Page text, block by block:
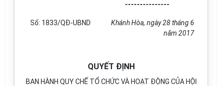
---------------
Số: 1833/QĐ-UBND
Khánh Hòa, ngày 28 tháng 6
năm 2017
QUYẾT ĐỊNH
BAN HÀNH QUY CHẾ TỔ CHỨC VÀ HOẠT ĐỘNG CỦA HỘI